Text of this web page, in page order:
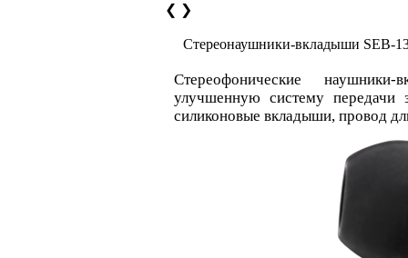
❮ ❯
Cтереонаушники-вкладыши SEB-
Cтереофонические
улучшенную систему передачи
силиконовые вкладыши, провод